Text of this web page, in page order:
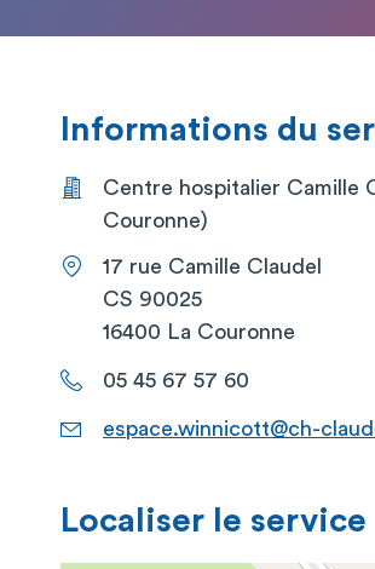
Informations du
Centre hospitalier Camille
Couronne)
17 rue Camille Claudel
CS 90025
16400 La Couronne
05 45 67 57 60
espace.winnicott@ch-
Localiser le service